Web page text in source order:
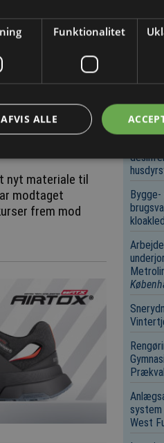
end
nyt materiale til
modtaget
frem mod
til
West
Funktionalitet
AFVIS ALLE